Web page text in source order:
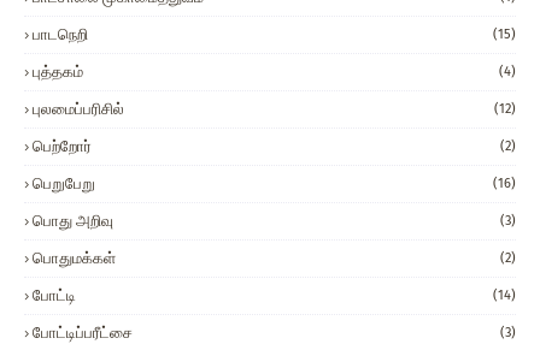
பாடநெறி (15)
புத்தகம் (4)
புலமைப்பரிசில் (12)
பெற்றோர் (2)
பெறுபேறு (16)
பொது அறிவு (3)
பொதுமக்கள் (2)
போட்டி (14)
போட்டிப்பரீட்சை (3)